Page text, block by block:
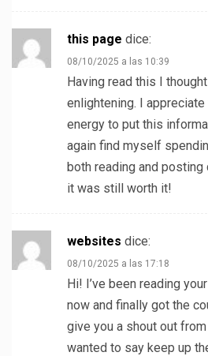
this page dice:
08/10/2025 a las 10:39
Having read this I
enlightening. I
energy to put this
again find myself
both reading and
it was still worth it!
websites dice:
08/10/2025 a las 17:18
Hi! I’ve been reading
now and finally got the
give you a shout out
wanted to say keep up